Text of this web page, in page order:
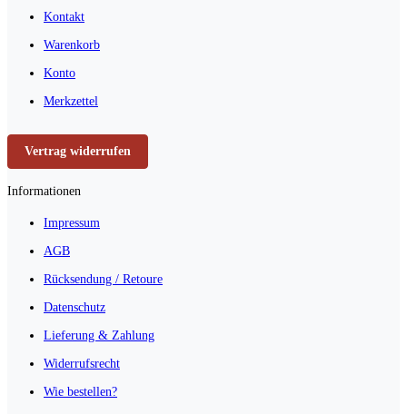
Kontakt
Warenkorb
Konto
Merkzettel
Vertrag widerrufen
Informationen
Impressum
AGB
Rücksendung / Retoure
Datenschutz
Lieferung & Zahlung
Widerrufsrecht
Wie bestellen?